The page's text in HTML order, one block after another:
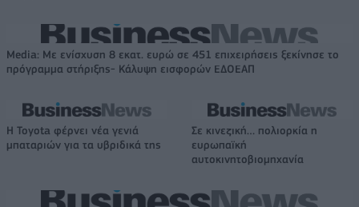
Media: Με ενίσχυση 8 εκατ. ευρώ σε 451 επιχειρήσεις ξεκίνησε το
πρόγραμμα στήριξης- Κάλυψη εισφορών ΕΔΟΕΑΠ
Η Toyota φέρνει νέα γενιά
μπαταριών για τα υβριδικά της
Σε κινεζική… πολιορκία η
ευρωπαϊκή
αυτοκινητοβιομηχανία